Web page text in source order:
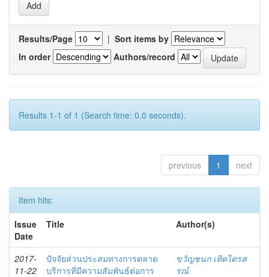
Results/Page | Sort items by
In order
Authors/record
Results 1-1 of 1 (Search time: 0.0 seconds).
previous 1 next
Item hits:
Issue
Date
Title Author(s)
2017-
11-22
ปัจจัยส่วนประสมทางการตลาด
บริการที่มีความสัมพันธ์ต่อการ
ขวัญชนก เทิดไตรส
รณ์